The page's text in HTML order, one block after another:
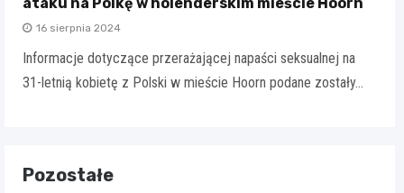
16 sierpnia 2024
Informacje dotyczące przerażającej napaści seksualnej na
31-letnią kobietę z Polski w mieście Hoorn podane zostały…
Pozostałe